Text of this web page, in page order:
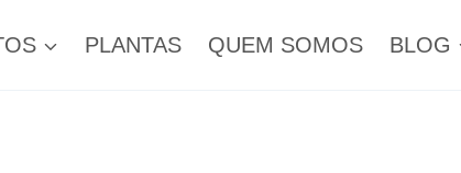
PLANTAS QUEM SOMOS BLOG